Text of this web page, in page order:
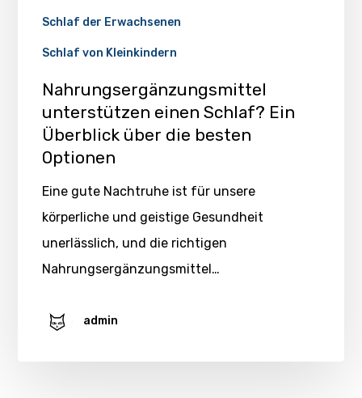
Schlaf der Erwachsenen
Schlaf von Kleinkindern
Nahrungsergänzungsmittel
unterstützen einen Schlaf? Ein
Überblick über die besten
Optionen
Eine gute Nachtruhe ist für unsere
körperliche und geistige Gesundheit
unerlässlich, und die richtigen
Nahrungsergänzungsmittel…
admin